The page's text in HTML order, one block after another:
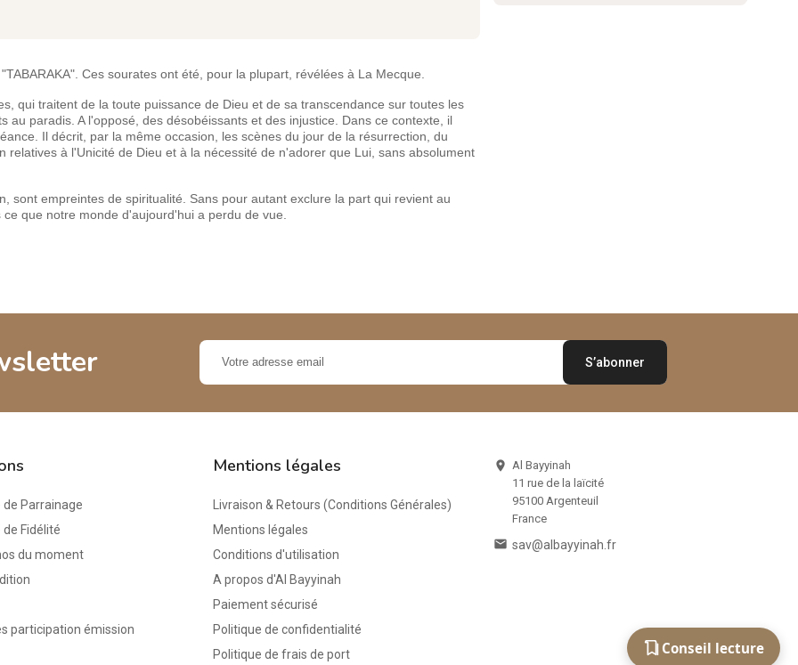
Ces sourates ont été, pour la plupart, révélées à La Mecque.
qui traitent de la toute puissance de Dieu et de sa transcendance sur toutes les
paradis. A l'opposé, des désobéissants et des injustice. Dans ce contexte, il
Il décrit, par la même occasion, les scènes du jour de la résurrection, du
à l'Unicité de Dieu et à la nécessité de n'adorer que Lui, sans absolument
sont empreintes de spiritualité. Sans pour autant exclure la part qui revient au
que notre monde d'aujourd'hui a perdu de vue.
Parrainage
Fidélité
du moment
participation émission
Mentions légales
Livraison & Retours (Conditions Générales)
Mentions légales
Conditions d'utilisation
A propos d'Al Bayyinah
Paiement sécurisé
Politique de confidentialité
Politique de frais de port
 Al Bayyinah
11 rue de la laïcité
95100 Argenteuil
France
 sav@albayyinah.fr
Conseil lecture